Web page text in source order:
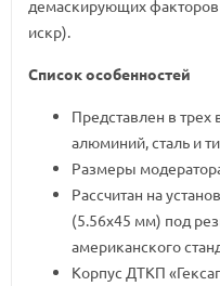
демаскирующих
искр).
Список особенностей
Представлен в трех
алюминий, сталь и
Размеры
Рассчитан на
(5.56х45 мм) под
американского
Корпус ДТКП